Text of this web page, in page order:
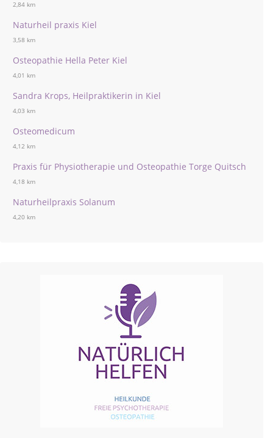
2,84 km
Naturheil praxis Kiel
3,58 km
Osteopathie Hella Peter Kiel
4,01 km
Sandra Krops, Heilpraktikerin in Kiel
4,03 km
Osteomedicum
4,12 km
Praxis für Physiotherapie und Osteopathie Torge Quitsch
4,18 km
Naturheilpraxis Solanum
4,20 km